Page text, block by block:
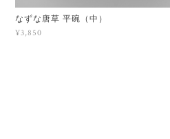
なずな唐草 平碗（中）
¥3,850